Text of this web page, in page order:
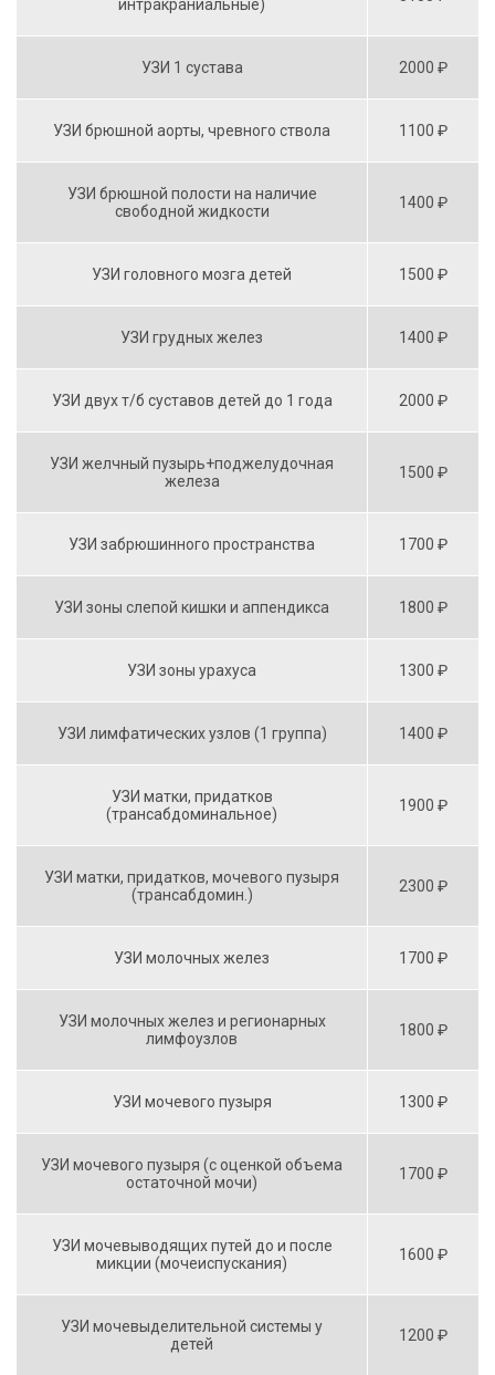
интракраниальные)
УЗИ 1 сустава 2000 ₽
УЗИ брюшной аорты, чревного ствола 1100 ₽
УЗИ брюшной полости на наличие
свободной жидкости
1400 ₽
УЗИ головного мозга детей 1500 ₽
УЗИ грудных желез 1400 ₽
УЗИ двух т/б суставов детей до 1 года 2000 ₽
УЗИ желчный пузырь+поджелудочная
железа
1500 ₽
УЗИ забрюшинного пространства 1700 ₽
УЗИ зоны слепой кишки и аппендикса 1800 ₽
УЗИ зоны урахуса 1300 ₽
УЗИ лимфатических узлов (1 группа) 1400 ₽
УЗИ матки, придатков
(трансабдоминальное)
1900 ₽
УЗИ матки, придатков, мочевого пузыря
(трансабдомин.)
2300 ₽
УЗИ молочных желез 1700 ₽
УЗИ молочных желез и регионарных
лимфоузлов
1800 ₽
УЗИ мочевого пузыря 1300 ₽
УЗИ мочевого пузыря (с оценкой объема
остаточной мочи)
1700 ₽
УЗИ мочевыводящих путей до и после
микции (мочеиспускания)
1600 ₽
УЗИ мочевыделительной системы у
детей
1200 ₽